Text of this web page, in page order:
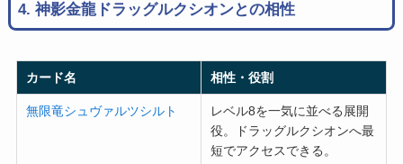
4. 神影金龍ドラッグルクシオンとの相性
カード名 相性・役割
無限竜シュヴァルツシルト
レベル8を一気に並べる展開
役。ドラッグルクシオンへ最
短でアクセスできる。